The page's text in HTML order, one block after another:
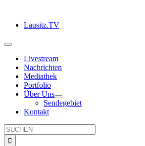
springenLausitz.TV
Toggle
NavigationLivestream
Nachrichten
Mediathek
Portfolio
Über Uns
Sendegebiet
Kontakt
Suche
nach: